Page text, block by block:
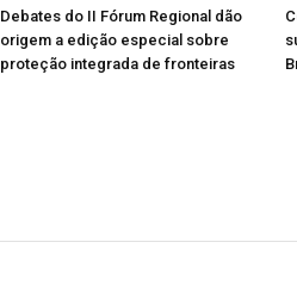
Debates do II Fórum Regional dão
origem a edição especial sobre
proteção integrada de fronteiras